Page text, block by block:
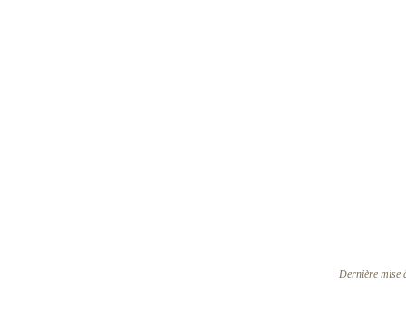
Dernière mise